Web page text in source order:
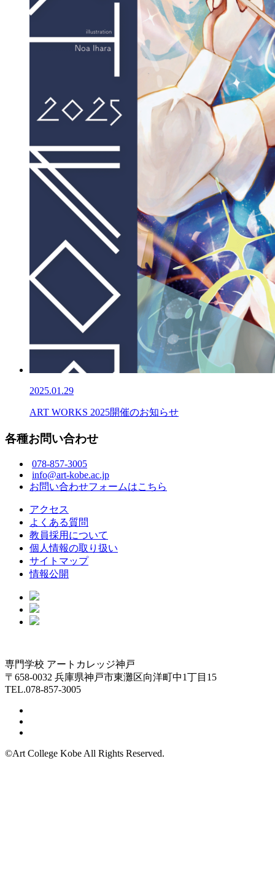
2025.01.29
ART WORKS 2025開催のお知らせ
各種お問い合わせ
078-857-3005
info@art-kobe.ac.jp
お問い合わせフォームはこちら
アクセス
よくある質問
教員採用について
個人情報の取り扱い
サイトマップ
情報公開
専門学校 アートカレッジ神戸
〒658-0032 兵庫県神戸市東灘区向洋町中1丁目15
TEL.078-857-3005
©Art College Kobe All Rights Reserved.